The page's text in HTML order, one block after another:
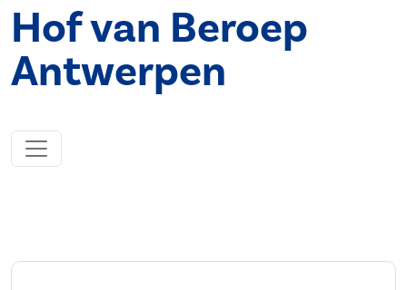
Hof van Beroep
Antwerpen